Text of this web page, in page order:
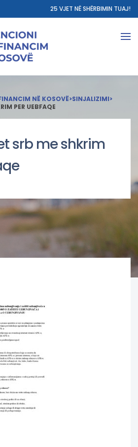
25 VJET NË SHËRBIMIN TUAJ!
NË KOSOVË>SINJALIZIMI>
PER UEBFAQE
srb me shkrim